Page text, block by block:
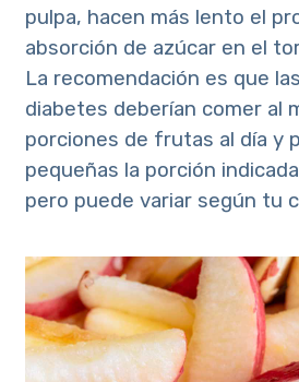
pulpa, hacen más lento el
absorción de azúcar en el
La recomendación es que
diabetes deberían comer al
porciones de frutas al día y
pequeñas la porción
pero puede variar según tu